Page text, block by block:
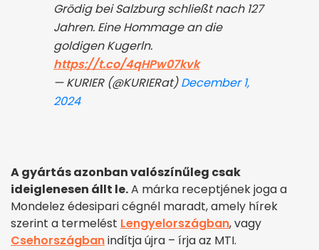
Grödig bei Salzburg schließt nach 127
Jahren. Eine Hommage an die
goldigen Kugerln.
https://t.co/4qHPw07kvk
— KURIER (@KURIERat)December 1,
2024
A gyártás azonban valószínűleg csak
ideiglenesen állt le.A márka receptjének joga a
Mondelez édesipari cégnél maradt, amely hírek
szerint a termelést Lengyelországban, vagy
Csehországbanindítja újra – írja az MTI.